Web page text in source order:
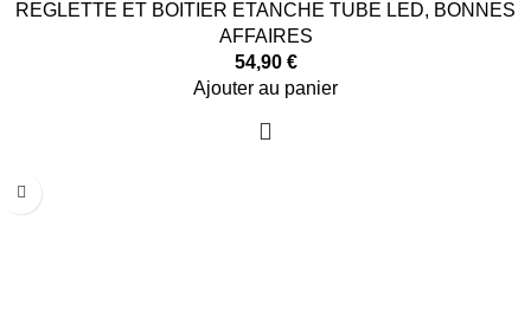
REGLETTE ET BOITIER ETANCHE TUBE LED, BONNES
AFFAIRES
54,90 €
Ajouter au panier